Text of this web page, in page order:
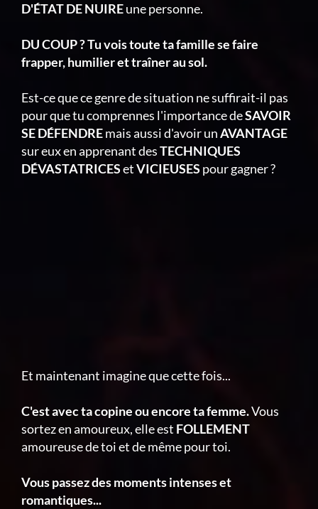
D'ÉTAT DE NUIREune personne.
DU COUP ? Tu vois toute ta famille se faire
frapper, humilier et traîner au sol.
Est-ce que ce genre de situation ne suffirait-il pas
pour que tu comprennes l'importance deSAVOIR
SE DÉFENDREmais aussi d'avoir unAVANTAGE
sur eux en apprenant desTECHNIQUES
DÉVASTATRICESetVICIEUSES pour gagner ?
Et maintenant imagine que cette fois...
C'est avec ta copine ou encore ta femme.Vous
sortez en amoureux, elle est FOLLEMENT
amoureuse de toi et de même pour toi.
Vous passez des moments intenses et
romantiques...